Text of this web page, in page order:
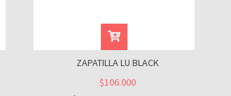
ZAPATILLA LU BLACK
$106.000